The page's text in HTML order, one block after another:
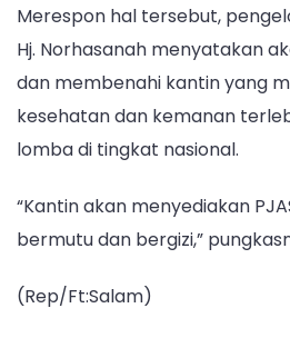
Merespon hal tersebut,
Hj. Norhasanah menyatakan
dan membenahi kantin yang
kesehatan dan kemanan
lomba di tingkat nasional.
“Kantin akan menyediakan
bermutu dan bergizi,”
(Rep/Ft:Salam)